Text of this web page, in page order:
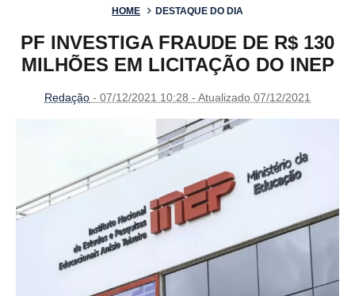
HOME DESTAQUE DO DIA
PF INVESTIGA FRAUDE DE R$ 130
MILHÕES EM LICITAÇÃO DO INEP
Redação - 07/12/2021 10:28 - Atualizado 07/12/2021